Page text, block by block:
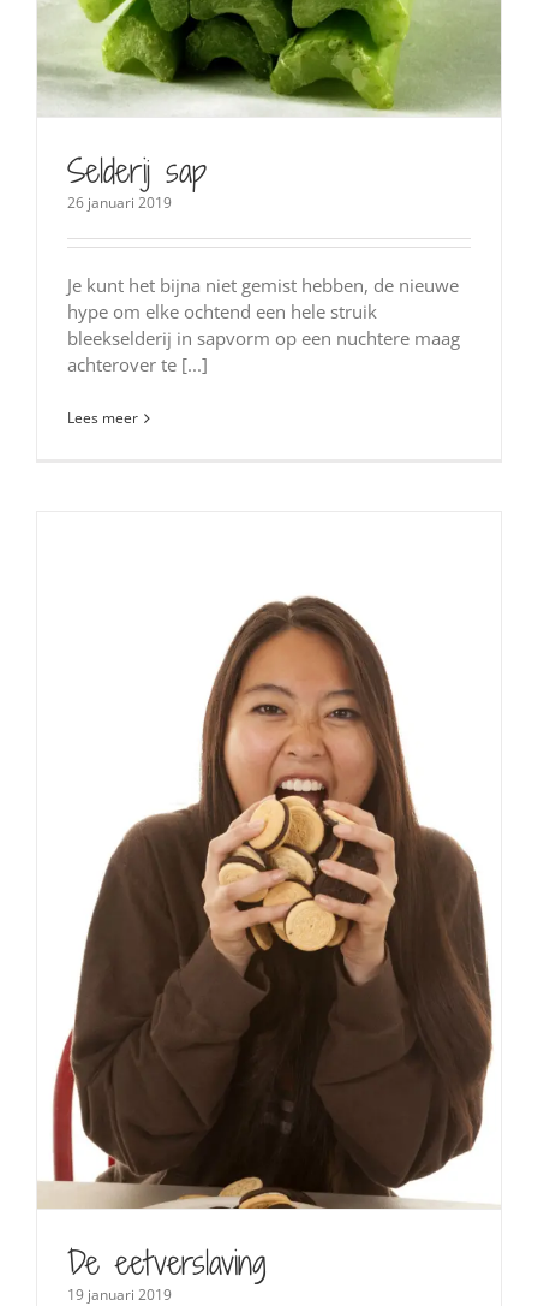
Selderij sap
26 januari 2019
Je kunt het bijna niet gemist hebben, de nieuwe
hype om elke ochtend een hele struik
bleekselderij in sapvorm op een nuchtere maag
achterover te [...]
Lees meer
De eetverslaving
19 januari 2019